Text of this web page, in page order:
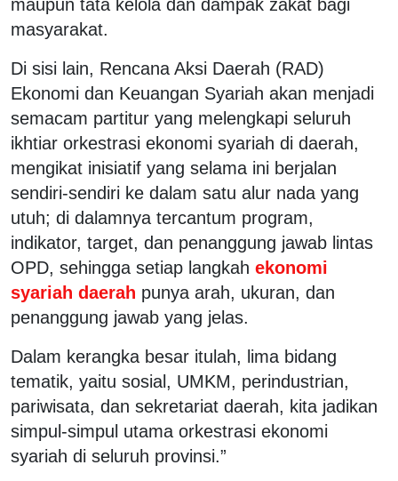
maupun tata kelola dan dampak zakat bagi
masyarakat.
Di sisi lain, Rencana Aksi Daerah (RAD)
Ekonomi dan Keuangan Syariah akan menjadi
semacam partitur yang melengkapi seluruh
ikhtiar orkestrasi ekonomi syariah di daerah,
mengikat inisiatif yang selama ini berjalan
sendiri-sendiri ke dalam satu alur nada yang
utuh; di dalamnya tercantum program,
indikator, target, dan penanggung jawab lintas
OPD, sehingga setiap langkah ekonomi
syariah daerah punya arah, ukuran, dan
penanggung jawab yang jelas.
Dalam kerangka besar itulah, lima bidang
tematik, yaitu sosial, UMKM, perindustrian,
pariwisata, dan sekretariat daerah, kita jadikan
simpul-simpul utama orkestrasi ekonomi
syariah di seluruh provinsi.”